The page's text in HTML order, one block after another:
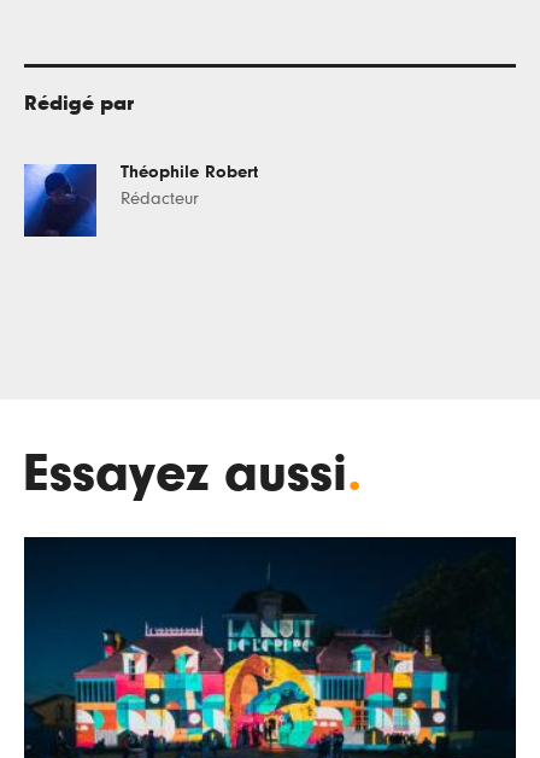
Rédigé par
Théophile Robert
Rédacteur
Essayez aussi.